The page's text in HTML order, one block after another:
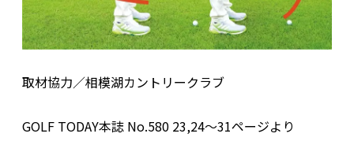
取材協力／相模湖カントリークラブ
GOLF TODAY本誌 No.580 23,24〜31ページより